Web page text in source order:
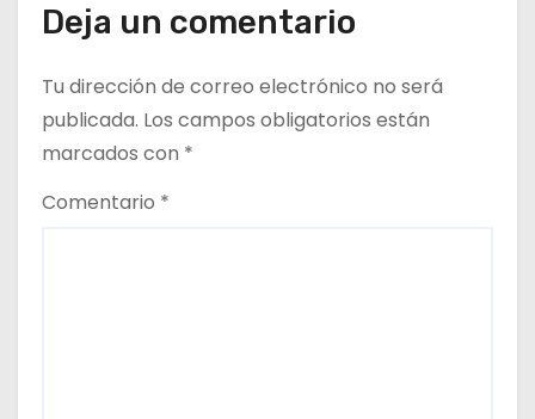
d
a
s
Deja un comentario
Tu dirección de correo electrónico no será
publicada. Los campos obligatorios están
marcados con *
Comentario *